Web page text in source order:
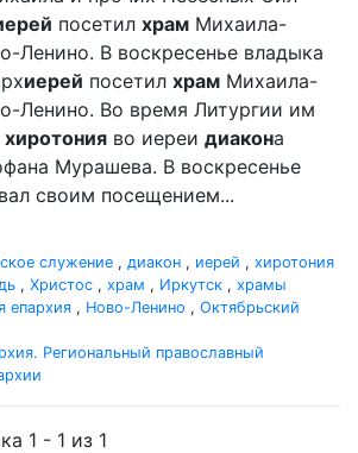
посетил храм Михаила-
Ленино. В воскресенье владыка
иерей посетил храм Михаила-
Ленино. Во время Литургии им
хиротония во иереи диакона
Мурашева. В воскресенье
своим посещением...
служение , диакон , иерей , хиротония
, Христос , храм , Иркутск , храмы
епархия , Ново-Ленино , Октябрьский
Региональный православный
1 - 1 из 1